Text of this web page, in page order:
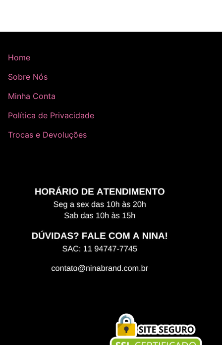
Home
Sobre Nós
Minha Conta
Política de Privacidade
Trocas e Devoluções